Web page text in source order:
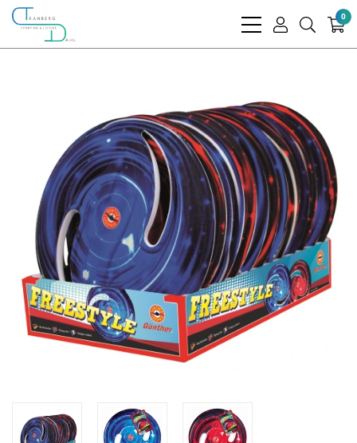
bars
user
search
0